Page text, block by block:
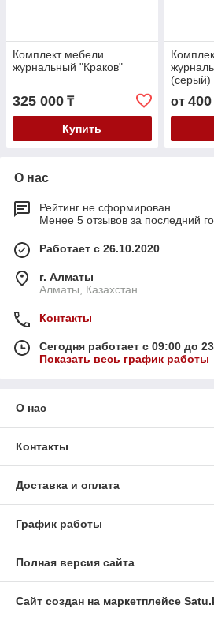
Комплект мебели
журнальный "Краков"
325 000 ₸
Купить
(серый)
от
О нас
Рейтинг не сформирован
Менее 5 отзывов за последний
Работает с 26.10.2020
г. Алматы
Алматы, Казахстан
Контакты
Сегодня работает с 09:00 до
Показать весь график работы
О нас
Контакты
Доставка и оплата
График работы
Полная версия сайта
Сайт создан на маркетплейсе